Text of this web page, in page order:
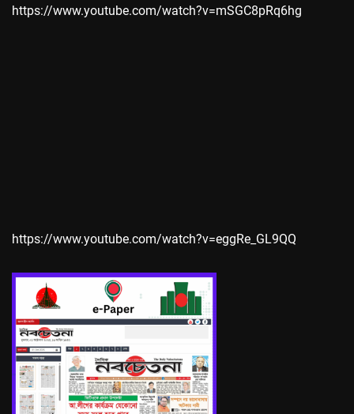
https://www.youtube.com/watch?v=mSGC8pRq6hg
https://www.youtube.com/watch?v=eggRe_GL9QQ